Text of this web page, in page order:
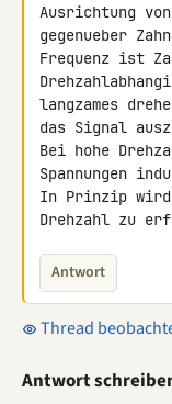
Ausrichtung
gegenueber
Frequenz ist
langzames
das Signal
Bei hohe
Spannungen
In Prinzip wird
Drehzahl zu
Antwort
Thread
Antwort